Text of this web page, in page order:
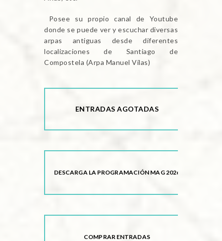
Posee su propio canal de Youtube
donde se puede ver y escuchar diversas
arpas antiguas desde diferentes
localizaciones de Santiago de
Compostela (Arpa Manuel Vilas)
ENTRADAS AGOTADAS
DESCARGA LA PROGRAMACIÓN MAG 2026
COMPRAR ENTRADAS